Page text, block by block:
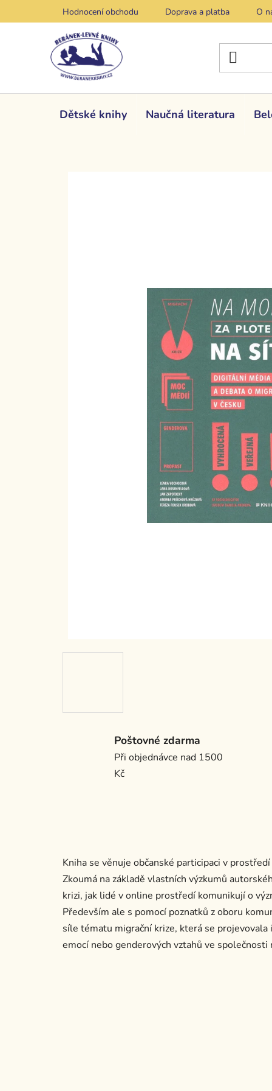
na
Hodnocení obchodu Doprava a platba O
Dětské knihy Naučná literatura
Poštovné zdarma
Při objednávce nad 1500
Kč
Kniha se věnuje občanské participaci v
Zkoumá na základě vlastních výzkumů
krizi, jak lidé v online prostředí komunikují o
Především ale s pomocí poznatků z oboru
síle tématu migrační krize, která se
emocí nebo genderových vztahů ve